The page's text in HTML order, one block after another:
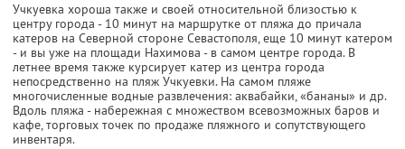
Учкуевка хороша также и своей относительной близостью к
центру города - 10 минут на маршрутке от пляжа до причала
катеров на Северной стороне Севастополя, еще 10 минут катером
- и вы уже на площади Нахимова - в самом центре города. В
летнее время также курсирует катер из центра города
непосредственно на пляж Учкуевки. На самом пляже
многочисленные водные развлечения: аквабайки, «бананы» и др.
Вдоль пляжа - набережная с множеством всевозможных баров и
кафе, торговых точек по продаже пляжного и сопутствующего
инвентаря.